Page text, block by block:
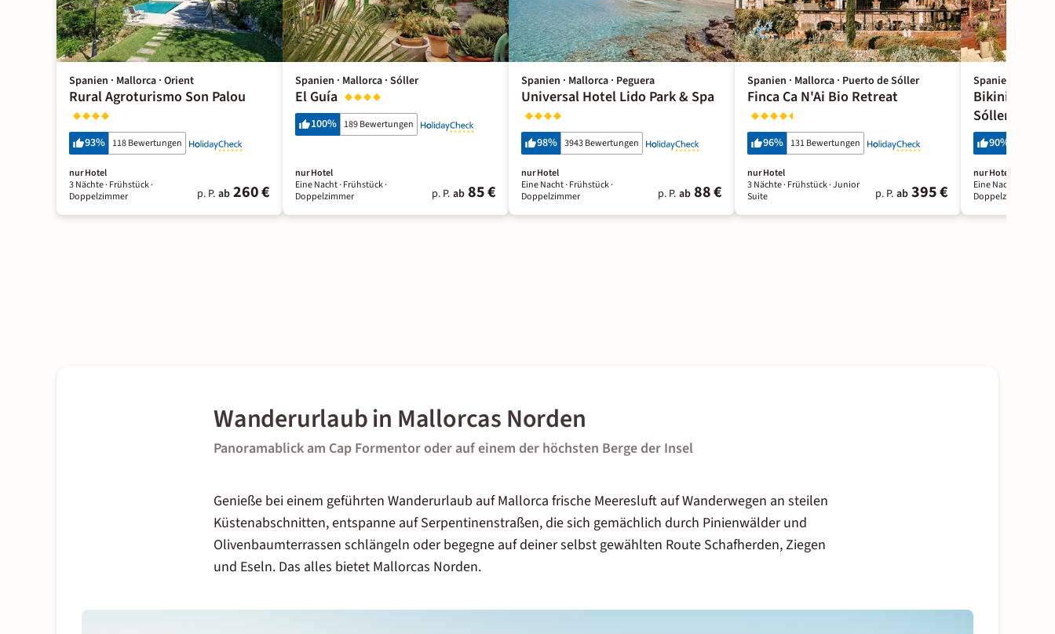
Spanien · Mallorca · Orient
Rural Agroturismo Son Palou
93% 118 Bewertungen
nur Hotel
3 Nächte· Frühstück·
Doppelzimmer
p. P. ab 260 €
Spanien · Mallorca · Sóller
El Guía
100% 189 Bewertungen
nur Hotel
Eine Nacht· Frühstück·
Doppelzimmer
p. P. ab 85 €
Spanien · Mallorca · Peguera
Universal Hotel Lido Park & Spa
98% 3943 Bewertungen
nur Hotel
Eine Nacht· Frühstück·
Doppelzimmer
p. P. ab 88 €
Spanien · Mallorca · Puerto de Sóller
Finca Ca N'Ai Bio Retreat
96% 131 Bewertungen
nur Hotel
3 Nächte· Frühstück· Junior
Suite
p. P. ab 395 €
Spanien ·
Bikini Island
Sóller
90%
nur Hotel
Eine Nacht
Doppelzimmer
Wanderurlaub in Mallorcas Norden
Panoramablick am Cap Formentor oder auf einem der höchsten Berge der Insel
Genieße bei einem geführten Wanderurlaub auf Mallorca frische Meeresluft auf Wanderwegen an steilen
Küstenabschnitten, entspanne auf Serpentinenstraßen, die sich gemächlich durch Pinienwälder und
Olivenbaumterrassen schlängeln oder begegne auf deiner selbst gewählten Route Schafherden, Ziegen
und Eseln. Das alles bietet Mallorcas Norden.